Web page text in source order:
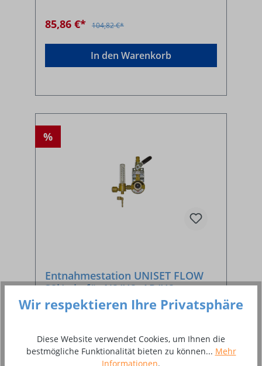
85,86 €* 104,82 €*
In den Warenkorb
%
Entnahmestation UNISET FLOW
32l/min für N2/H2, AR/H2 -
SONDERANFERTIGUNG
Entnahmestelle für Laserversorgung N2/H2,
AR/H2
Wir respektieren Ihre Privatsphäre
Diese Website verwendet Cookies, um Ihnen die
bestmögliche Funktionalität bieten zu können... Mehr
Informationen.